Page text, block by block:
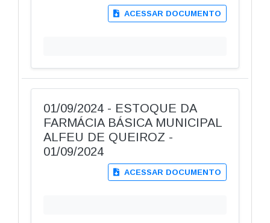
ACESSAR DOCUMENTO
01/09/2024 - ESTOQUE DA
FARMÁCIA BÁSICA MUNICIPAL
ALFEU DE QUEIROZ -
01/09/2024
ACESSAR DOCUMENTO